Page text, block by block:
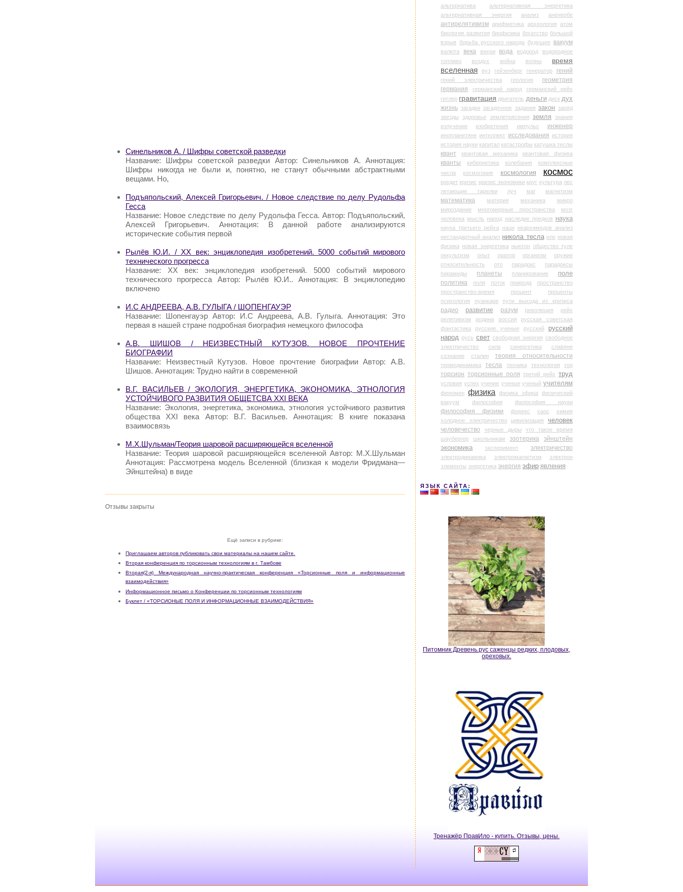
Синельников А. / Шифры советской разведки
Название: Шифры советской разведки Автор: Синельников А. Аннотация:
Шифры никогда не были и, понятно, не станут обычными абстрактными
вещами. Но,
Подъяпольский, Алексей Григорьевич. / Новое следствие по делу Рудольфа
Гесса
Название: Новое следствие по делу Рудольфа Гесса. Автор: Подъяпольский,
Алексей Григорьевич. Аннотация: В данной работе анализируются
исторические события первой
Рылёв Ю.И. / XX век: энциклопедия изобретений. 5000 событий мирового
технического прогресса
Название: XX век: энциклопедия изобретений. 5000 событий мирового
технического прогресса Автор: Рылёв Ю.И.. Аннотация: В энциклопедию
включено
И.С АНДРЕЕВА, А.В. ГУЛЫГА / ШОПЕНГАУЭР
Название: Шопенгауэр Автор: И.С Андреева, А.В. Гулыга. Аннотация: Это
первая в нашей стране подробная биография немецкого философа
А.В. ШИШОВ / НЕИЗВЕСТНЫЙ КУТУЗОВ. НОВОЕ ПРОЧТЕНИЕ
БИОГРАФИИ
Название: Неизвестный Кутузов. Новое прочтение биографии Автор: А.В.
Шишов. Аннотация: Трудно найти в современной
В.Г. ВАСИЛЬЕВ / ЭКОЛОГИЯ, ЭНЕРГЕТИКА, ЭКОНОМИКА, ЭТНОЛОГИЯ
УСТОЙЧИВОГО РАЗВИТИЯ ОБЩЕТСВА XXI ВЕКА
Название: Экология, энергетика, экономика, этнология устойчивого развития
общества XXI века Автор: В.Г. Васильев. Аннотация: В книге показана
взаимосвязь
М.Х.Шульман/Теория шаровой расширяющейся вселенной
Название: Теория шаровой расширяющейся вселенной Автор: М.Х.Шульман
Аннотация: Рассмотрена модель Вселенной (близкая к модели Фридмана—
Эйнштейна) в виде
Отзывы закрыты
Ещё записи в рубрике:
Приглашаем авторов публиковать свои материалы на нашем сайте.
Вторая конференция по торсионным технологиям в г. Тамбове
Вторая(2-я) Международная научно-практическая конференция «Торсионные поля и информационные
взаимодействия»
Информационное письмо о Конференции по торсионным технологиям
Буклет / «ТОРСИОНЫЕ ПОЛЯ И ИНФОРМАЦИОННЫЕ ВЗАИМОДЕЙСТВИЯ»
альтернатива
альтернативная энергетика
альтернативная энергия
анализ аненербе
антирелятивизм арифметика археология атом
биология развития биофизика богатство большой
взрыв
борьба русского народа будущее вакуум
валюта века вихри вода водород
водородное
топливо
воздух война волны
время
вселенная
вуз гейзенберг генератор гений
гений электричества геология
геометрия
германия
германский народ
германский рейх
гитлер гравитация двигатель деньги диск дух
жизнь загадки загадочное задания закон заряд
звезды
здоровье землетрясения земля
знания
излучение
изобретения импульс инженер
инопланетяне интеллект исследования история
история науки капитал катастрофы катушка теслы
квант квантовая механика квантовая физика
кванты кибернетика колебания
комплексные
числа
космогония космология космос
кредит кризис кризис экономики круг культура лес
летающие тарелки
луч маг магнетизм
математика материя механика
микро
мироздание
многомерные пространства
мозг
человека мысль народ наследие предков наука
наука третьего рейха наци
неархимедов анализ
нестандартный анализ никола тесла нло новая
физика новая энергетика ньютон общество туле
оккультизм
опыт оратор организм
оружие
относительность
ото парадокс
парадоксы
пирамиды
планеты планирование
поле
политика
поля поток природа
пространство
пространство-время
процент
проценты
психология
пуанкаре пути выхода из кризиса
радио развитие разум революция
рейх
релятивизм
родина россия
русская советская
фантастика
русские ученые русский
русский
народ русь свет свободная энергия свободное
электричество
сила синергетика
славяне
сознание
сталин теория относительности
термодинамика тесла техника технология тор
торсион торсионные поля третий рейх труд
условия успех учение ученые ученый учителям
феномен физика физика эфира
физический
вакуум
философия философия науки
философия физики форекс хаос
химия
холодное электричество
цивилизация человек
человечество черные дыры
что такое время
шаубергер
школьникам эзотерика
эйнштейн
экономика
эксперимент электричество
электродинамика электромагнетизм
электрон
элементы энергетика энергия эфир явления
ЯЗЫК САЙТА:
Питомник Древень.рус саженцы редких, плодовых,
ореховых.
Тренажёр ПравИло - купить. Отзывы, цены.